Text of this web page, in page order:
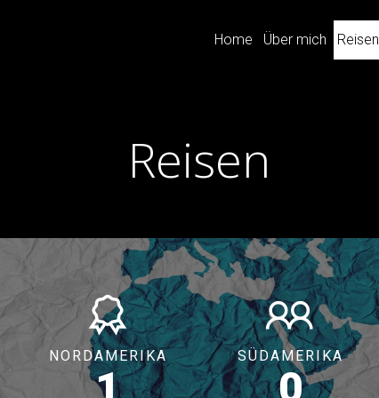
Home Über mich Reisen
Reisen
NORDAMERIKA
1
SÜDAMERIKA
0